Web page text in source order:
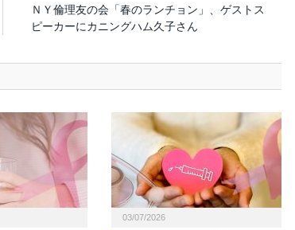
ＮＹ倫理友の会「春のランチョン」、ゲストス
ピーカーにカニングハム久子さん
03/07/2026